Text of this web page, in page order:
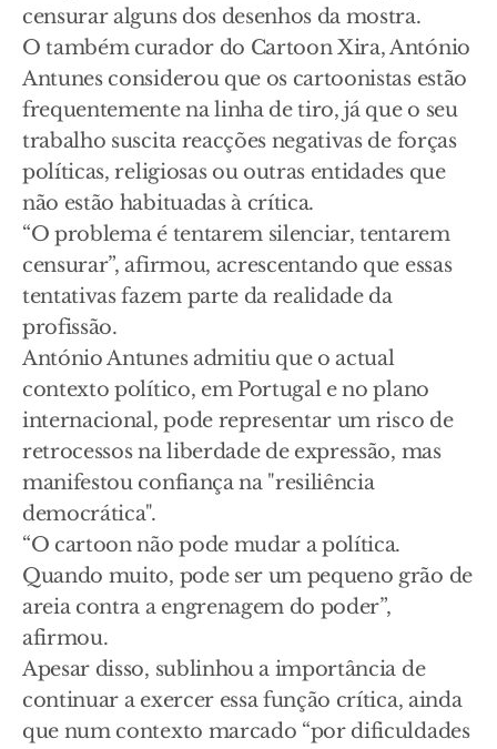
censurar alguns dos desenhos da mostra.
O também curador do Cartoon Xira, António
Antunes considerou que os cartoonistas estão
frequentemente na linha de tiro, já que o seu
trabalho suscita reacções negativas de forças
políticas, religiosas ou outras entidades que
não estão habituadas à crítica.
“O problema é tentarem silenciar, tentarem
censurar”, afirmou, acrescentando que essas
tentativas fazem parte da realidade da
profissão.
António Antunes admitiu que o actual
contexto político, em Portugal e no plano
internacional, pode representar um risco de
retrocessos na liberdade de expressão, mas
manifestou confiança na "resiliência
democrática".
“O cartoon não pode mudar a política.
Quando muito, pode ser um pequeno grão de
areia contra a engrenagem do poder”,
afirmou.
Apesar disso, sublinhou a importância de
continuar a exercer essa função crítica, ainda
que num contexto marcado “por dificuldades